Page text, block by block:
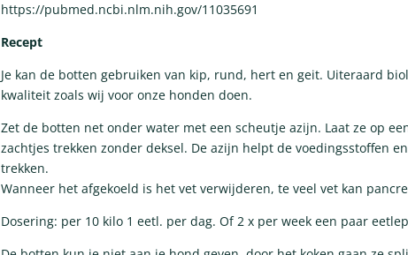
https://pubmed.ncbi.nlm.nih.gov/11035691
Recept
Je kan de botten gebruiken van kip, rund, hert en geit. Uiteraard
kwaliteit zoals wij voor onze honden doen.
Zet de botten net onder water met een scheutje azijn. Laat ze op
zachtjes trekken zonder deksel. De azijn helpt de voedingsstoffen
trekken.
Wanneer het afgekoeld is het vet verwijderen, te veel vet kan
Dosering: per 10 kilo 1 eetl. per dag. Of 2 x per week een paar